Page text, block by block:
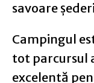
savoare
Campingul
tot parcursul
excelentă